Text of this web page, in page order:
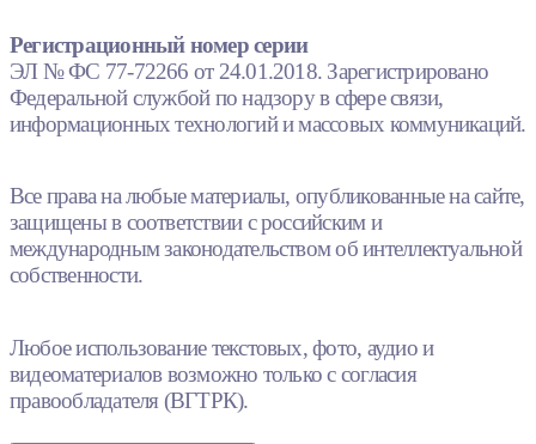
Регистрационный номер серии
ЭЛ № ФС 77-72266 от 24.01.2018. Зарегистрировано
Федеральной службой по надзору в сфере связи,
информационных технологий и массовых коммуникаций.
Все права на любые материалы, опубликованные на сайте,
защищены в соответствии с российским и
международным законодательством об интеллектуальной
собственности.
Любое использование текстовых, фото, аудио и
видеоматериалов возможно только с согласия
правообладателя (ВГТРК).